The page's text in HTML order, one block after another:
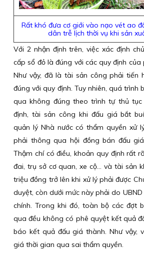
Rất khó đưa cơ giới vào nạo vét ao
dân trễ lịch thời vụ khi sản
Với 2 nhận định trên, việc xác định
cấp sổ đỏ là đúng với các quy định của
Như vậy, đã là tài sản công phải tiến
đúng với quy định. Tuy nhiên, quá trình
qua không đúng theo trình tự thủ tục
định, tài sản công khi đấu giá bắt
quản lý Nhà nước có thẩm quyền xử
phải thông qua hội đồng bán đấu
Thậm chí có điều, khoản quy định rất
đai, trụ sở cơ quan, xe cộ… và tài sản
triệu đồng trở lên khi xử lý phải được
duyệt, còn dưới mức này phải do
chính. Trong khi đó, toàn bộ các đợt
qua đều không có phê quyệt kết quả
báo kết quả đấu giá thành. Như vậy,
giá thời gian qua sai thẩm quyền.